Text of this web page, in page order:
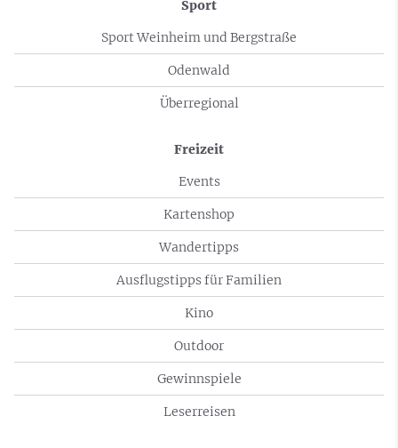
Sport
Sport Weinheim und Bergstraße
Odenwald
Überregional
Freizeit
Events
Kartenshop
Wandertipps
Ausflugstipps für Familien
Kino
Outdoor
Gewinnspiele
Leserreisen